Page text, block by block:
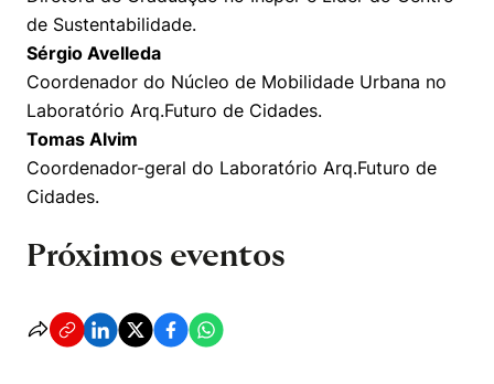
de Sustentabilidade.
Sérgio Avelleda
Coordenador do Núcleo de Mobilidade Urbana no
Laboratório Arq.Futuro de Cidades.
Tomas Alvim
Coordenador-geral do Laboratório Arq.Futuro de
Cidades.
Próximos eventos